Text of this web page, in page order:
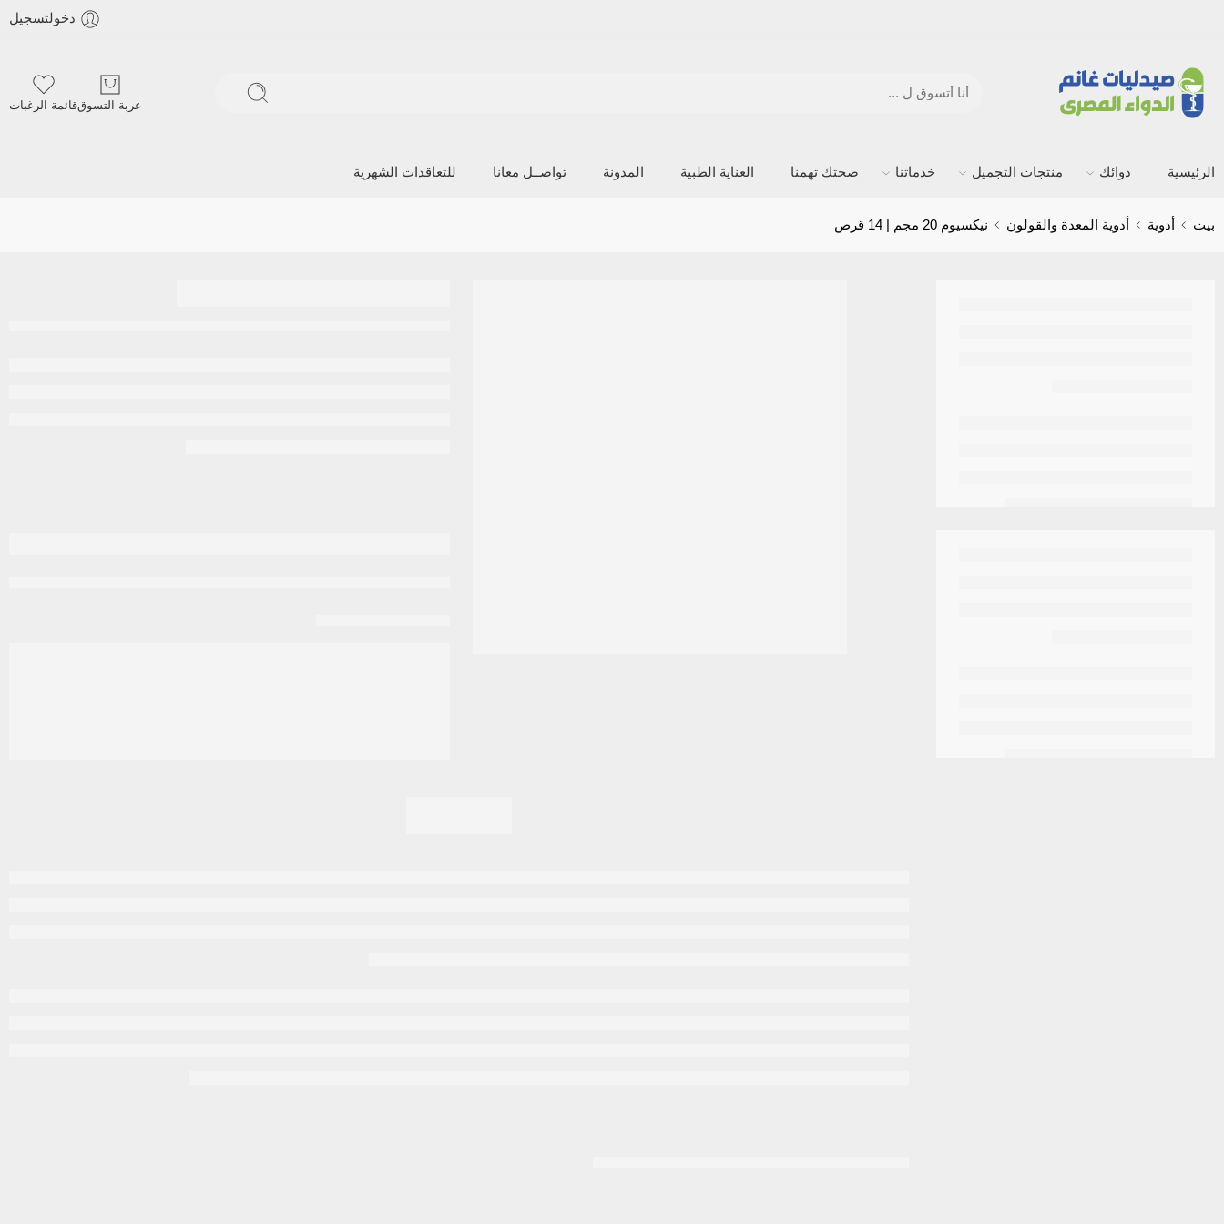
دخولتسجيل
عربة التسوققائمة الرغبات
الرئيسية دوائك منتجات التجميل خدماتنا صحتك تهمنا العناية الطبية المدونة تواصــل معانا للتعاقدات الشهرية
بيت أدوية أدوية المعدة والقولون نيكسيوم 20 مجم | 14 قرص